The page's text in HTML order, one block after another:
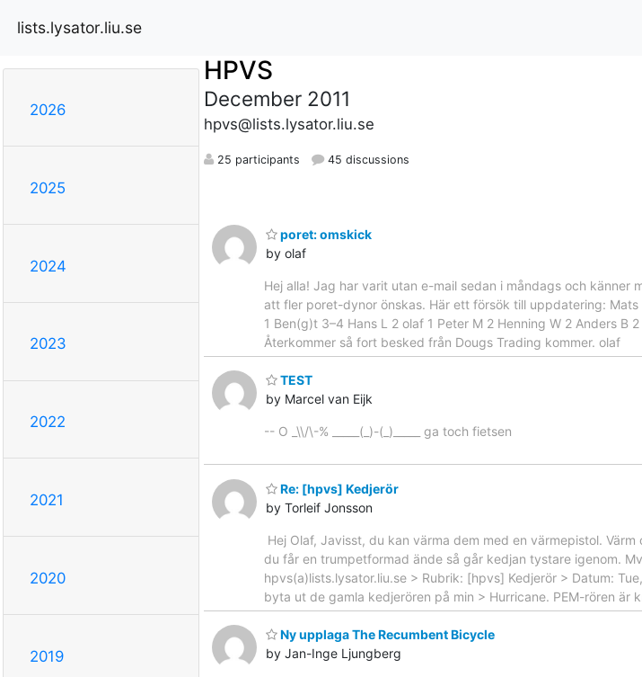
lists.lysator.liu.se
2026
2025
2024
2023
2022
2021
2020
2019
HPVS
December 2011
hpvs@lists.lysator.liu.se
25 participants 45 discussions
poret: omskick
by olaf
Hej alla! Jag har varit utan e-mail sedan i måndags och
att fler poret-dynor önskas. Här ett försök till uppdatering:
1 Ben(g)t 3–4 Hans L 2 olaf 1 Peter M 2 Henning W 2 Anders
Återkommer så fort besked från Dougs Trading kommer. olaf
TEST
by Marcel van Eijk
-- O _\\/\-% _____(_)-(_)_____ ga toch fietsen
Re: [hpvs] Kedjerör
by Torleif Jonsson
Hej Olaf, Javisst, du kan värma dem med en värmepistol.
du får en trumpetformad ände så går kedjan tystare igenom.
hpvs(a)lists.lysator.liu.se > Rubrik: [hpvs] Kedjerör > Datum:
byta ut de gamla kedjerören på min > Hurricane. PEM-rören är
Ny upplaga The Recumbent Bicycle
by Jan-Inge Ljungberg